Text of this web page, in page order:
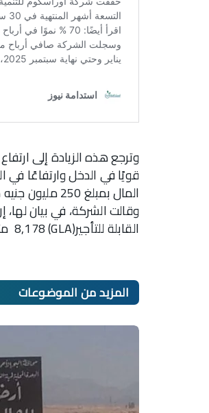
قويًا في الدخل وارتفاعًا في
المال بمبلغ 250 مليون جنيه مصري.
وقالت الشركة، في بيان
القابلة للتأجير(GLA) 8,178 مترًا مربعًا، نظرًا لعدم استلامة بعد.
المزيد منالموضوعات